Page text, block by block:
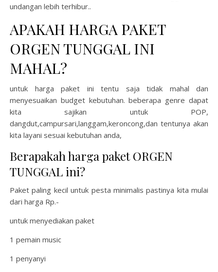
undangan lebih terhibur..
APAKAH HARGA PAKET
ORGEN TUNGGAL INI
MAHAL?
untuk harga paket ini tentu saja tidak mahal dan
menyesuaikan budget kebutuhan. beberapa genre dapat
kita sajikan untuk POP,
dangdut,campursari,langgam,keroncong,dan tentunya akan
kita layani sesuai kebutuhan anda,
Berapakah harga paket ORGEN
TUNGGAL ini?
Paket paling kecil untuk pesta minimalis pastinya kita mulai
dari harga Rp.-
untuk menyediakan paket
1 pemain music
1 penyanyi